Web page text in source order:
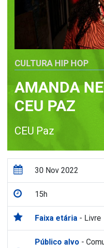
CULTURA HIP HOP
AMANDA
CEU PAZ
CEU Paz
30 Nov 2022
15h
Faixa etária - Livre
Público alvo -